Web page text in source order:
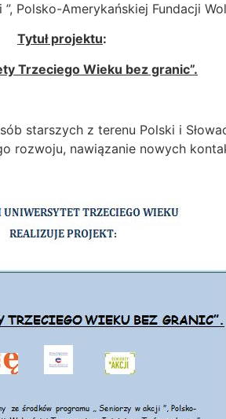
Polsko-Amerykańskiej Fundacji
Tytuł projektu:
Trzeciego Wieku bez granic”.
starszych z terenu Polski i
rozwoju, nawiązanie nowych